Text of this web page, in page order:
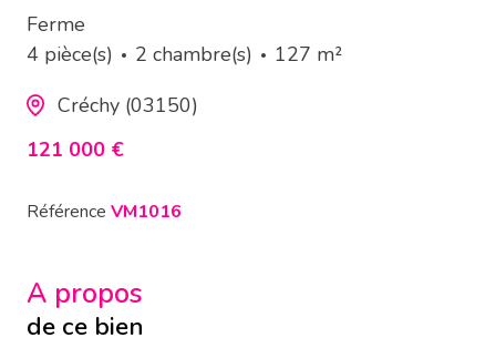
Ferme
4 pièce(s)
2 chambre(s)
127 m²
Créchy (03150)
121 000 €
Référence VM1016
A propos
de ce bien